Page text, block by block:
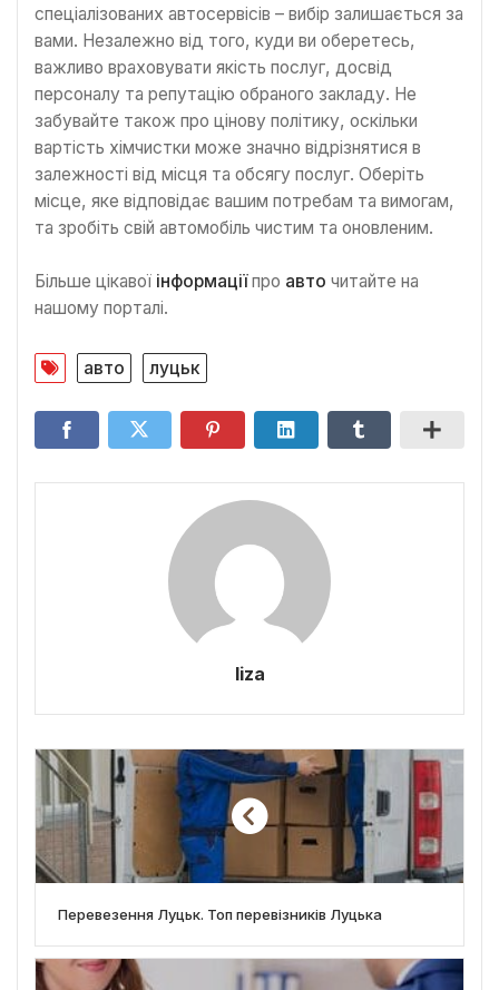
спеціалізованих автосервісів – вибір залишається за
вами. Незалежно від того, куди ви оберетесь,
важливо враховувати якість послуг, досвід
персоналу та репутацію обраного закладу. Не
забувайте також про цінову політику, оскільки
вартість хімчистки може значно відрізнятися в
залежності від місця та обсягу послуг. Оберіть
місце, яке відповідає вашим потребам та вимогам,
та зробіть свій автомобіль чистим та оновленим.
Більше цікавої інформаціїпро авто читайте на
нашому порталі.
авто луцьк
liza
Перевезення Луцьк. Топ перевізників Луцька